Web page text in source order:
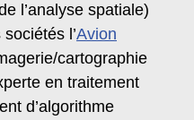
l’analyse spatiale)
l’Avion
cartographie
en traitement
d’algorithme